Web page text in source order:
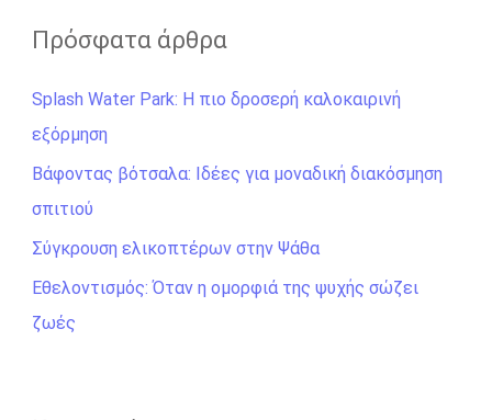
ζ
τ
η
σ
η
γ
ι
α
Πρόσφατα άρθρα
Splash Water Park: Η πιο δροσερή καλοκαιρινή
εξόρμηση
Βάφοντας βότσαλα: Ιδέες για μοναδική διακόσμηση
σπιτιού
Σύγκρουση ελικοπτέρων στην Ψάθα
Εθελοντισμός: Όταν η ομορφιά της ψυχής σώζει
ζωές